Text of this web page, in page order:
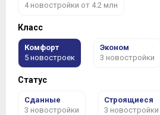
4 новостройки от 4.2 млн
Класс
Комфорт
5 новостроек
Эконом
3 новостройки
Статус
Сданные
3 новостройки
Строящиеся
3 новостройки